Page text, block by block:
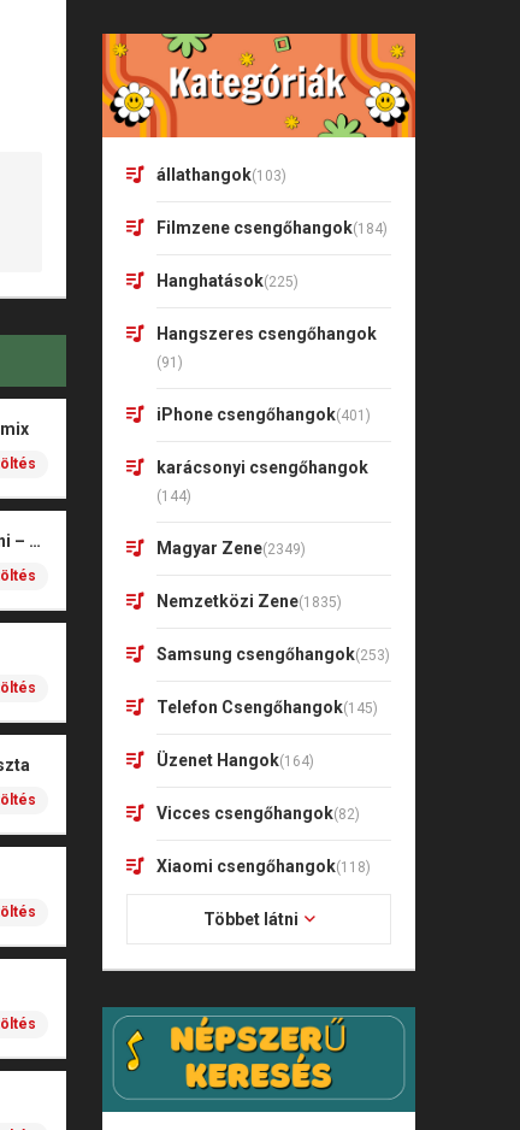
BIAM x Kretz x M.K x Igni – Hazudd a világnak
állathangok(103)
Filmzene csengőhangok(184)
Hanghatások(225)
Hangszeres csengőhangok
(91)
iPhone csengőhangok(401)
karácsonyi csengőhangok
(144)
Magyar Zene(2349)
Nemzetközi Zene(1835)
Samsung csengőhangok(253)
Telefon Csengőhangok(145)
Üzenet Hangok(164)
Vicces csengőhangok(82)
Xiaomi csengőhangok(118)
Többet látni